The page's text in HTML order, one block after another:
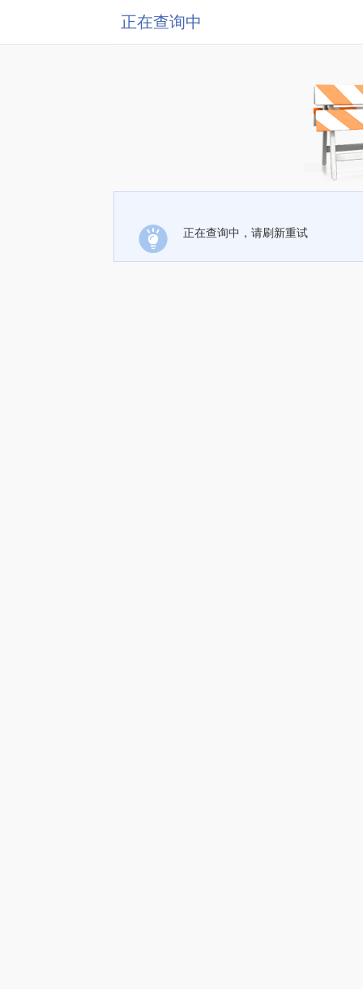
正在查询中
正在查询中，请刷新重试